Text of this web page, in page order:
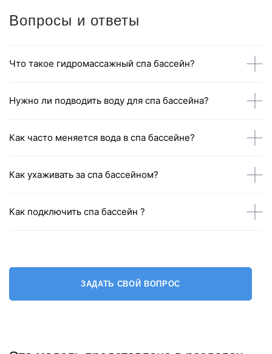
Вопросы и ответы
Что такое гидромассажный спа бассейн?
Нужно ли подводить воду для спа бассейна?
Как часто меняется вода в спа бассейне?
Как ухаживать за спа бассейном?
Как подключить спа бассейн ?
ЗАДАТЬ СВОЙ ВОПРОС